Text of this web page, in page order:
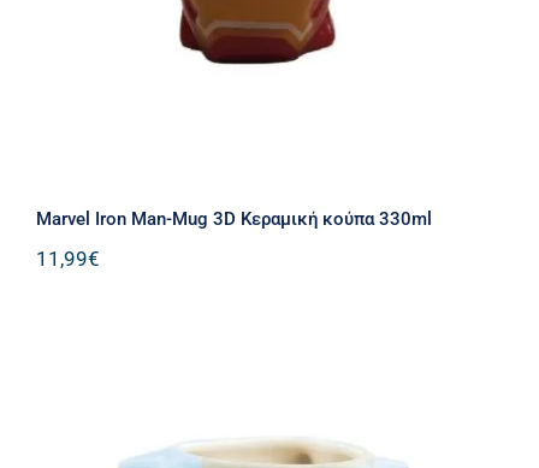
Marvel Iron Man-Mug 3D Κεραμική κούπα 330ml
11,99€